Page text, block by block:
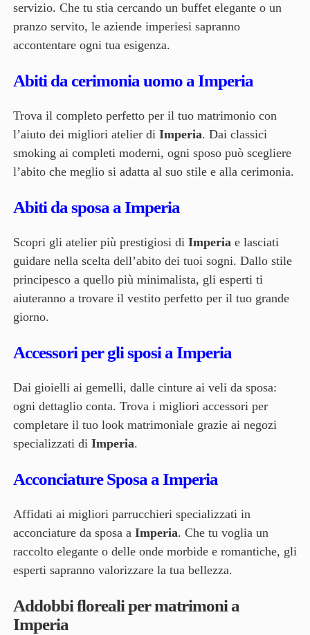
servizio. Che tu stia cercando un buffet elegante o un
pranzo servito, le aziende imperiesi sapranno
accontentare ogni tua esigenza.
Abiti da cerimonia uomo a Imperia
Trova il completo perfetto per il tuo matrimonio con
l’aiuto dei migliori atelier di Imperia. Dai classici
smoking ai completi moderni, ogni sposo può scegliere
l’abito che meglio si adatta al suo stile e alla cerimonia.
Abiti da sposa a Imperia
Scopri gli atelier più prestigiosi di Imperiae lasciati
guidare nella scelta dell’abito dei tuoi sogni. Dallo stile
principesco a quello più minimalista, gli esperti ti
aiuteranno a trovare il vestito perfetto per il tuo grande
giorno.
Accessori per gli sposi a Imperia
Dai gioielli ai gemelli, dalle cinture ai veli da sposa:
ogni dettaglio conta. Trova i migliori accessori per
completare il tuo look matrimoniale grazie ai negozi
specializzati di Imperia.
Acconciature Sposa a Imperia
Affidati ai migliori parrucchieri specializzati in
acconciature da sposa a Imperia. Che tu voglia un
raccolto elegante o delle onde morbide e romantiche, gli
esperti sapranno valorizzare la tua bellezza.
Addobbi floreali per matrimoni a
Imperia